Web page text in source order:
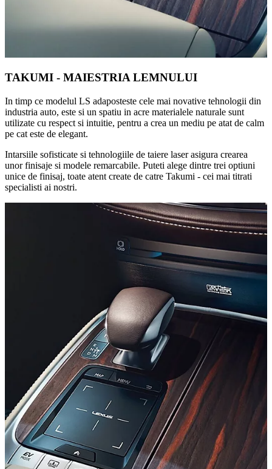
TAKUMI - MAIESTRIA LEMNULUI
In timp ce modelul LS adaposteste cele mai novative tehnologii din
industria auto, este si un spatiu in acre materialele naturale sunt
utilizate cu respect si intuitie, pentru a crea un mediu pe atat de calm
pe cat este de elegant.
Intarsiile sofisticate si tehnologiile de taiere laser asigura crearea
unor finisaje si modele remarcabile. Puteti alege dintre trei optiuni
unice de finisaj, toate atent create de catre Takumi - cei mai titrati
specialisti ai nostri.